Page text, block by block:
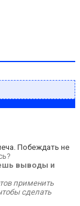
Побеждать не
выводы и
применить
сделать